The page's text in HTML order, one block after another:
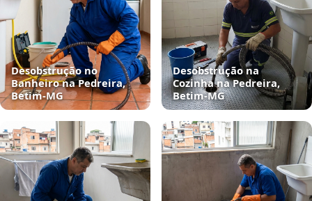
Desobstrução no
Banheiro na Pedreira,
Betim‑MG
Desobstrução na
Cozinha na Pedreira,
Betim‑MG